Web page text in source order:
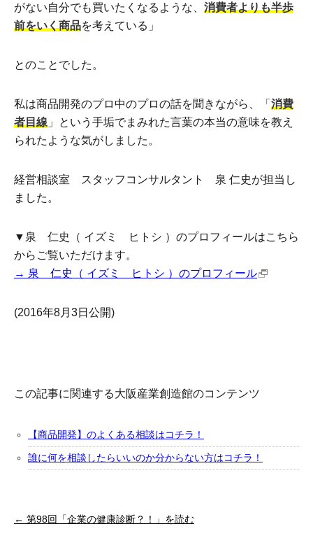
がない自分でも買いたくなるような、 消費者よりも半歩
前をいく商品を考えている」
とのことでした。
私は商品開発のプロ中のプロの話を聞きながら、「 消費
者目線 」という手垢でまみれた言葉の本当の意味を教え
られたような気がしました。
経営相談室 スタッフコンサルタント 泉 仁史が担当し
ました。
▼泉 仁史（ イズミ ヒトシ ）のプロフィールはこちら
からご覧いただけます。
→ 泉 仁史（ イズミ ヒトシ ）のプロフィール
(2016年8月3日公開)
この記事に関連する大阪産業創造館のコンテンツ
【商品開発】のよくある相談はコチラ！
誰に何を相談したらいいのか分からない方はコチラ！
← 第98回「企業の健康診断？！」を読む